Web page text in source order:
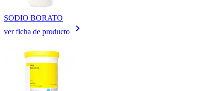
SODIO BORATO
ver ficha de producto
keyboard_arrow_right